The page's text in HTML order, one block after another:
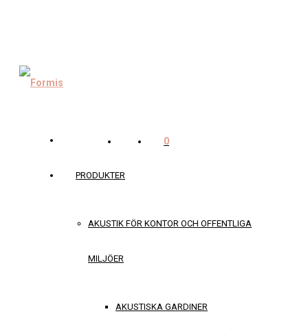
PRODUKTER
AKUSTIK FÖR KONTOR OCH OFFENTLIGA
MILJÖER
AKUSTISKA GARDINER
0